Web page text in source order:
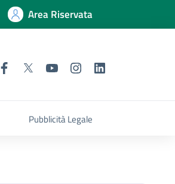
Area Riservata
Pubblicità Legale